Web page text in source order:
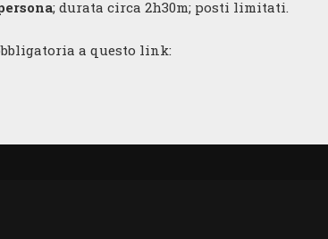
; durata circa 2h30m; posti limitati.
a questo link: